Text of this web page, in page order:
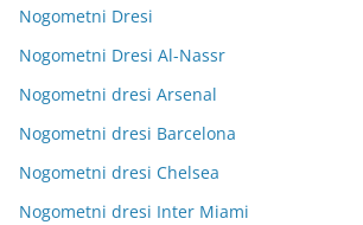
Nogometni Dresi
Nogometni Dresi Al-Nassr
Nogometni dresi Arsenal
Nogometni dresi Barcelona
Nogometni dresi Chelsea
Nogometni dresi Inter Miami